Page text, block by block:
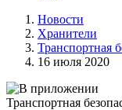
Новости
Хранители
Транспортная
16 июля 2020
Транспортная